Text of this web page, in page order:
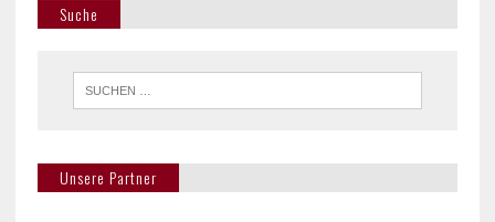
Suche
Unsere Partner